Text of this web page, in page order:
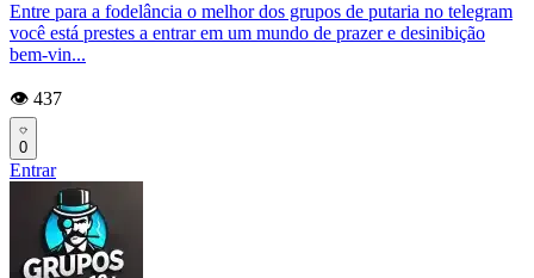
Entre para a fodelância o melhor dos grupos de putaria no telegram
você está prestes a entrar em um mundo de prazer e desinibição
bem-vin...
👁️ 437
0
Entrar